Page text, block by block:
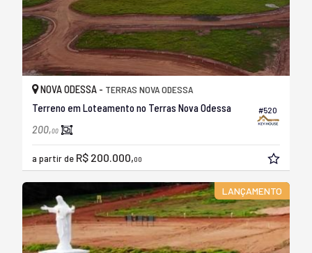
#520
NOVA ODESSA - TERRAS NOVA ODESSA
Terreno em Loteamento no Terras Nova Odessa
200,00
a partir de R$ 200.000,00
LANÇAMENTO